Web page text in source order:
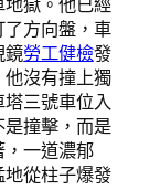
方向盤，車
鏡勞工健檢發
沒有撞上獨
三號車位入
是撞擊，而是
一道濃郁
從柱子爆發